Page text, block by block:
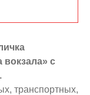
с
транспортных,